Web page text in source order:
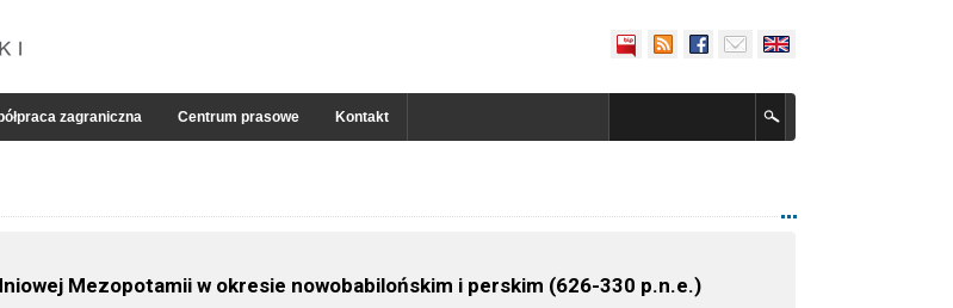
zagraniczna Centrum prasowe Kontakt
Mezopotamii w okresie nowobabilońskim i perskim (626-330 p.n.e.)